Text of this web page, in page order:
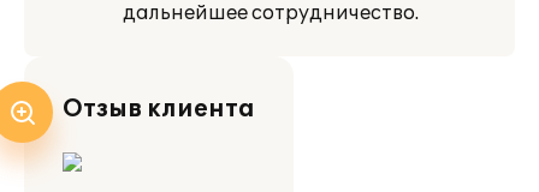
дальнейшее сотрудничество.
Отзыв клиента